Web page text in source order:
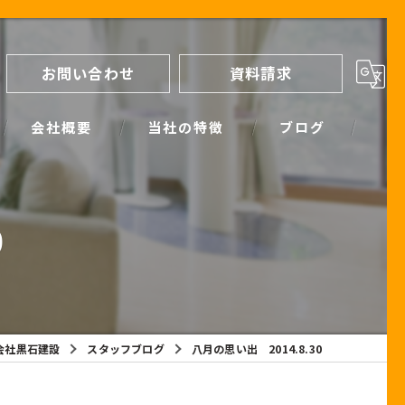
お問い合わせ 資料請求
会社概要 当社の特徴
間取り
断熱
ブログ
スタッフブログ
社黒石建設 スタッフブログ 八月の思い出 2014.8.30